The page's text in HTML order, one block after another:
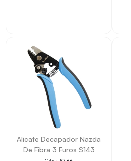
Alicate Decapador Nazda
De Fibra 3 Furos S143